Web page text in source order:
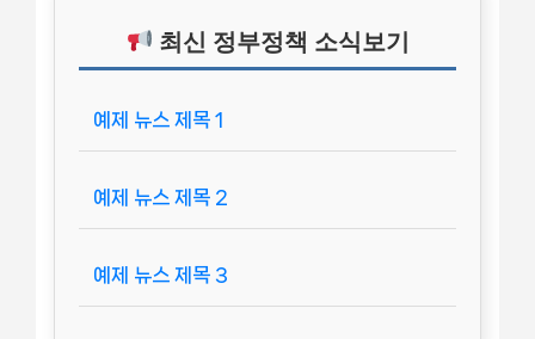
최신 정부정책 소식보기
예제 뉴스 제목 1
예제 뉴스 제목 2
예제 뉴스 제목 3